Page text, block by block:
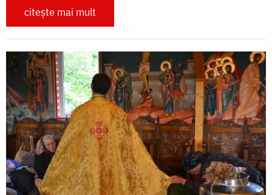
citește mai mult